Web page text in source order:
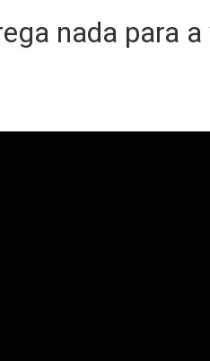
nada para